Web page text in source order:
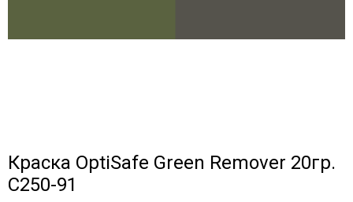
Краска OptiSafe Green Remover 20гр.
C250-91